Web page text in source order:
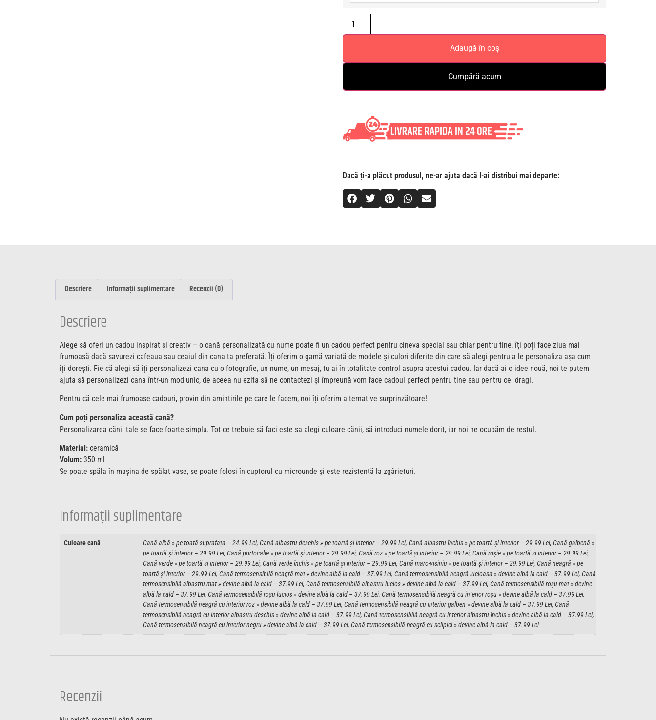
Adaugă în coș
Cumpără acum
Dacă ți-a plăcut produsul, ne-ar ajuta dacă l-ai distribui mai departe:
Descriere Informații suplimentare Recenzii (0)
Descriere
Alege să oferi un cadou inspirat și creativ – o cană personalizată cu nume poate fi un cadou perfect pentru cineva special sau chiar pentru tine, îți poți face ziua mai
frumoasă dacă savurezi cafeaua sau ceaiul din cana ta preferată. Îți oferim o gamă variată de modele și culori diferite din care să alegi pentru a le personaliza așa cum
îți dorești. Fie că alegi să îți personalizezi cana cu o fotografie, un nume, un mesaj, tu ai în totalitate control asupra acestui cadou. Iar dacă ai o idee nouă, noi te putem
ajuta să personalizezi cana într-un mod unic, de aceea nu ezita să ne contactezi și împreună vom face cadoul perfect pentru tine sau pentru cei dragi.
Pentru că cele mai frumoase cadouri, provin din amintirile pe care le facem, noi îți oferim alternative surprinzătoare!
Cum poți personaliza această cană?
Personalizarea cănii tale se face foarte simplu. Tot ce trebuie să faci este sa alegi culoare cănii, să introduci numele dorit, iar noi ne ocupăm de restul.
Material: ceramică
Volum: 350 ml
Se poate spăla în mașina de spălat vase, se poate folosi în cuptorul cu microunde și este rezistentă la zgârieturi.
Informații suplimentare
Culoare cană
Cană albă » pe toată suprafața – 24.99 Lei, Cană albastru deschis » pe toartă și interior – 29.99 Lei, Cană albastru închis » pe toartă și interior – 29.99 Lei, Cană galbenă »
pe toartă și interior – 29.99 Lei, Cană portocalie » pe toartă și interior – 29.99 Lei, Cană roz » pe toartă și interior – 29.99 Lei, Cană roșie » pe toartă și interior – 29.99 Lei,
Cană verde » pe toartă și interior – 29.99 Lei, Cană verde închis » pe toartă și interior – 29.99 Lei, Cană maro-visiniu » pe toartă și interior – 29.99 Lei, Cană neagră » pe
toartă și interior – 29.99 Lei, Cană termosensibilă neagră mat » devine albă la cald – 37.99 Lei, Cană termosensibilă neagră lucioasa » devine albă la cald – 37.99 Lei, Cană
termosensibilă albastru mat » devine albă la cald – 37.99 Lei, Cană termosensibilă albastru lucios » devine albă la cald – 37.99 Lei, Cană termosensibilă roșu mat » devine
albă la cald – 37.99 Lei, Cană termosensibilă roșu lucios » devine albă la cald – 37.99 Lei, Cană termosensibilă neagră cu interior roșu » devine albă la cald – 37.99 Lei,
Cană termosensibilă neagră cu interior roz » devine albă la cald – 37.99 Lei, Cană termosensibilă neagră cu interior galben » devine albă la cald – 37.99 Lei, Cană
termosensibilă neagră cu interior albastru deschis » devine albă la cald – 37.99 Lei, Cană termosensibilă neagră cu interior albastru închis » devine albă la cald – 37.99 Lei,
Cană termosensibilă neagră cu interior negru » devine albă la cald – 37.99 Lei, Cană termosensibilă neagră cu sclipici » devine albă la cald – 37.99 Lei
Recenzii